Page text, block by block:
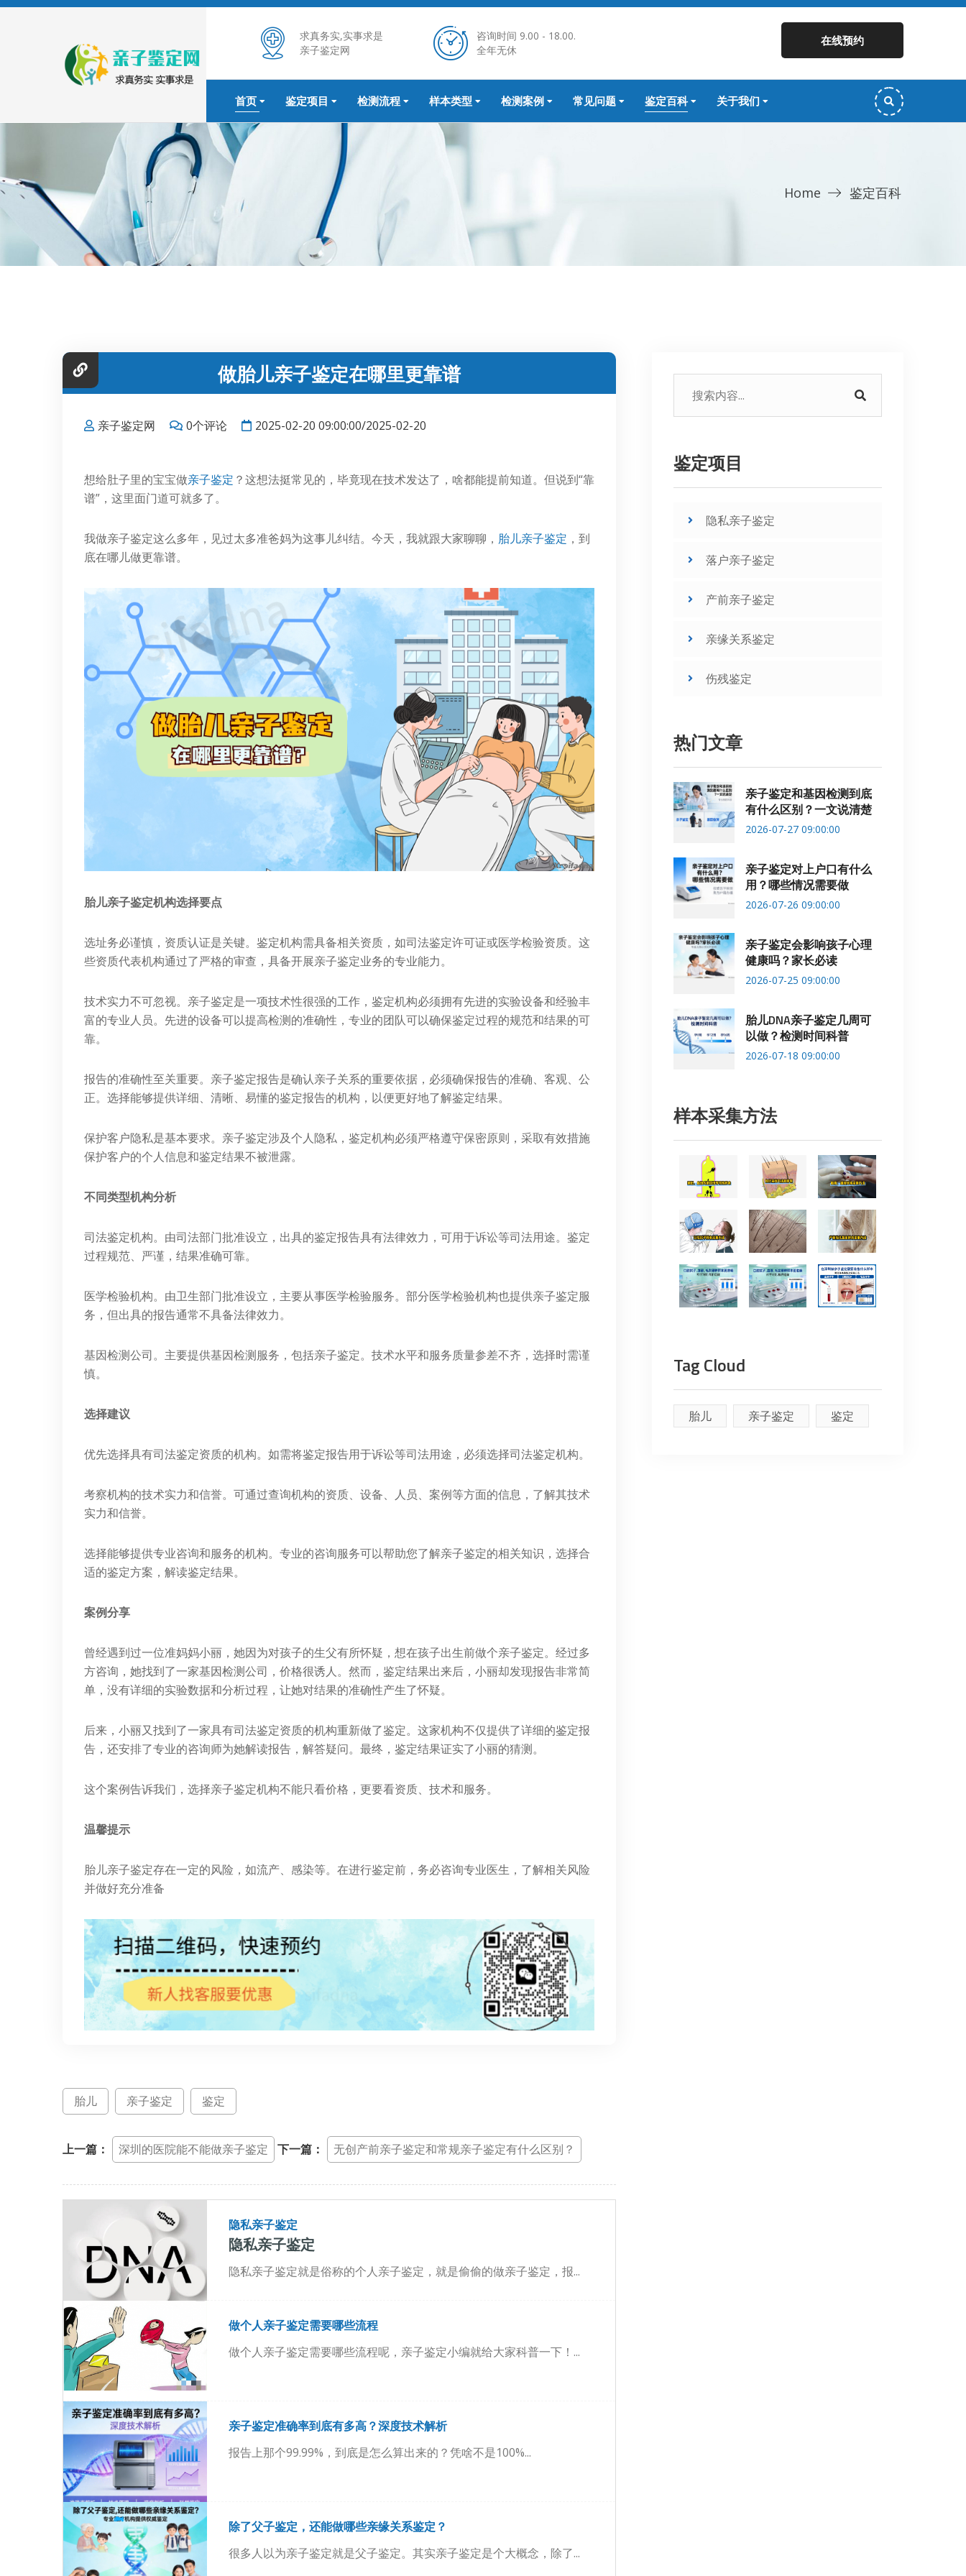
求真务实,实事求是
亲子鉴定网
咨询时间 9.00 - 18.00.
全年无休
在线预约
首页 鉴定项目 检测流程 样本类型 检测案例 常见问题 鉴定百科 关于我们
Home 鉴定百科
做胎儿亲子鉴定在哪里更靠谱
亲子鉴定网 0个评论 2025-02-20 09:00:00/2025-02-20
想给肚子里的宝宝做亲子鉴定 ？这想法挺常见的，毕竟现在技术发达了，啥都能提前知道。但说到“靠
谱”，这里面门道可就多了。
我做亲子鉴定这么多年，见过太多准爸妈为这事儿纠结。今天，我就跟大家聊聊， 胎儿亲子鉴定 ，到
底在哪儿做更靠谱。
胎儿亲子鉴定机构选择要点
选址务必谨慎，资质认证是关键。鉴定机构需具备相关资质，如司法鉴定许可证或医学检验资质。这
些资质代表机构通过了严格的审查，具备开展亲子鉴定业务的专业能力。
技术实力不可忽视。亲子鉴定是一项技术性很强的工作，鉴定机构必须拥有先进的实验设备和经验丰
富的专业人员。先进的设备可以提高检测的准确性，专业的团队可以确保鉴定过程的规范和结果的可
靠。
报告的准确性至关重要。亲子鉴定报告是确认亲子关系的重要依据，必须确保报告的准确、客观、公
正。选择能够提供详细、清晰、易懂的鉴定报告的机构，以便更好地了解鉴定结果。
保护客户隐私是基本要求。亲子鉴定涉及个人隐私，鉴定机构必须严格遵守保密原则，采取有效措施
保护客户的个人信息和鉴定结果不被泄露。
不同类型机构分析
司法鉴定机构。由司法部门批准设立，出具的鉴定报告具有法律效力，可用于诉讼等司法用途。鉴定
过程规范、严谨，结果准确可靠。
医学检验机构。由卫生部门批准设立，主要从事医学检验服务。部分医学检验机构也提供亲子鉴定服
务，但出具的报告通常不具备法律效力。
基因检测公司。主要提供基因检测服务，包括亲子鉴定。技术水平和服务质量参差不齐，选择时需谨
慎。
选择建议
优先选择具有司法鉴定资质的机构。如需将鉴定报告用于诉讼等司法用途，必须选择司法鉴定机构。
考察机构的技术实力和信誉。可通过查询机构的资质、设备、人员、案例等方面的信息，了解其技术
实力和信誉。
选择能够提供专业咨询和服务的机构。专业的咨询服务可以帮助您了解亲子鉴定的相关知识，选择合
适的鉴定方案，解读鉴定结果。
案例分享
曾经遇到过一位准妈妈小丽，她因为对孩子的生父有所怀疑，想在孩子出生前做个亲子鉴定。经过多
方咨询，她找到了一家基因检测公司，价格很诱人。然而，鉴定结果出来后，小丽却发现报告非常简
单，没有详细的实验数据和分析过程，让她对结果的准确性产生了怀疑。
后来，小丽又找到了一家具有司法鉴定资质的机构重新做了鉴定。这家机构不仅提供了详细的鉴定报
告，还安排了专业的咨询师为她解读报告，解答疑问。最终，鉴定结果证实了小丽的猜测。
这个案例告诉我们，选择亲子鉴定机构不能只看价格，更要看资质、技术和服务。
温馨提示
胎儿亲子鉴定存在一定的风险，如流产、感染等。在进行鉴定前，务必咨询专业医生，了解相关风险
并做好充分准备
胎儿 亲子鉴定 鉴定
上一篇： 深圳的医院能不能做亲子鉴定 下一篇： 无创产前亲子鉴定和常规亲子鉴定有什么区别？
隐私亲子鉴定
隐私亲子鉴定
隐私亲子鉴定就是俗称的个人亲子鉴定，就是偷偷的做亲子鉴定，报...
做个人亲子鉴定需要哪些流程
做个人亲子鉴定需要哪些流程呢，亲子鉴定小编就给大家科普一下！...
亲子鉴定准确率到底有多高？深度技术解析
报告上那个99.99%，到底是怎么算出来的？凭啥不是100%...
除了父子鉴定，还能做哪些亲缘关系鉴定？
很多人以为亲子鉴定就是父子鉴定。其实亲子鉴定是个大概念，除了...
鉴定项目
隐私亲子鉴定
落户亲子鉴定
产前亲子鉴定
亲缘关系鉴定
伤残鉴定
热门文章
亲子鉴定和基因检测到底
有什么区别？一文说清楚
2026-07-27 09:00:00
亲子鉴定对上户口有什么
用？哪些情况需要做
2026-07-26 09:00:00
亲子鉴定会影响孩子心理
健康吗？家长必读
2026-07-25 09:00:00
胎儿DNA亲子鉴定几周可
以做？检测时间科普
2026-07-18 09:00:00
样本采集方法
Tag Cloud
胎儿 亲子鉴定 鉴定